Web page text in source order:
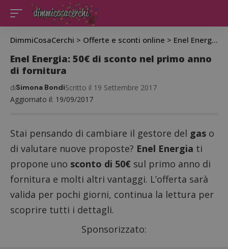
DimmiCosaCerchi > Offerte e sconti online > Enel Energia: 50€ di sconto nel primo anno di fornitura
Enel Energia: 50€ di sconto nel primo anno
di fornitura
Aggiornato il: 19/09/2017
diSimona BondiScritto il 19 Settembre 2017
Stai pensando di cambiare il gestore del gas o
di valutare nuove proposte? Enel Energia ti
propone uno sconto di 50€ sul primo anno di
fornitura e molti altri vantaggi. L’offerta sarà
valida per pochi giorni, continua la lettura per
scoprire tutti i dettagli.
Sponsorizzato: